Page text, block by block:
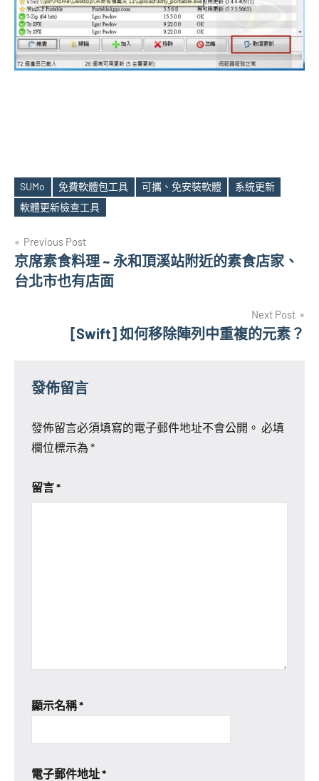
Tags
SUMo 免費軟體包工具 可攜、免安裝軟體
系統更新
軟體更新檢查工具
文
章
Previous Post
京席素食料理 ~ 永和頂溪站附近的素食店家、
台北市也有店面
Next Post
[Swift] 如何移除陣列中重複的元素？
發佈留言
發佈留言必須填寫的電子郵件地址不會公開。 必填
欄位標示為 *
留言*
顯示名稱*
電子郵件地址*